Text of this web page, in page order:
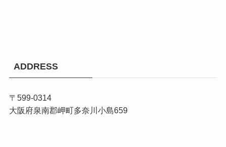
ADDRESS
〒599-0314
大阪府泉南郡岬町多奈川小島659